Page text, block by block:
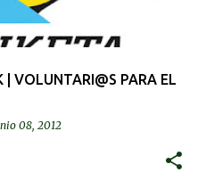
| VOLUNTARI@S PARA EL
08, 2012